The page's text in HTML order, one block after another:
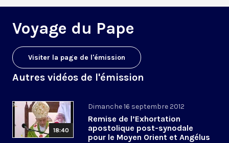
Voyage du Pape
Visiter la page de l'émission
Autres vidéos de l'émission
18:40
Dimanche 16 septembre 2012
Remise de l’Exhortation
apostolique post-synodale
pour le Moyen Orient et Angélus